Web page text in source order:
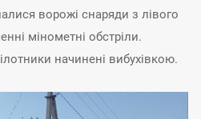
ворожі снаряди з лівого
мінометні обстріли.
начинені вибухівкою.